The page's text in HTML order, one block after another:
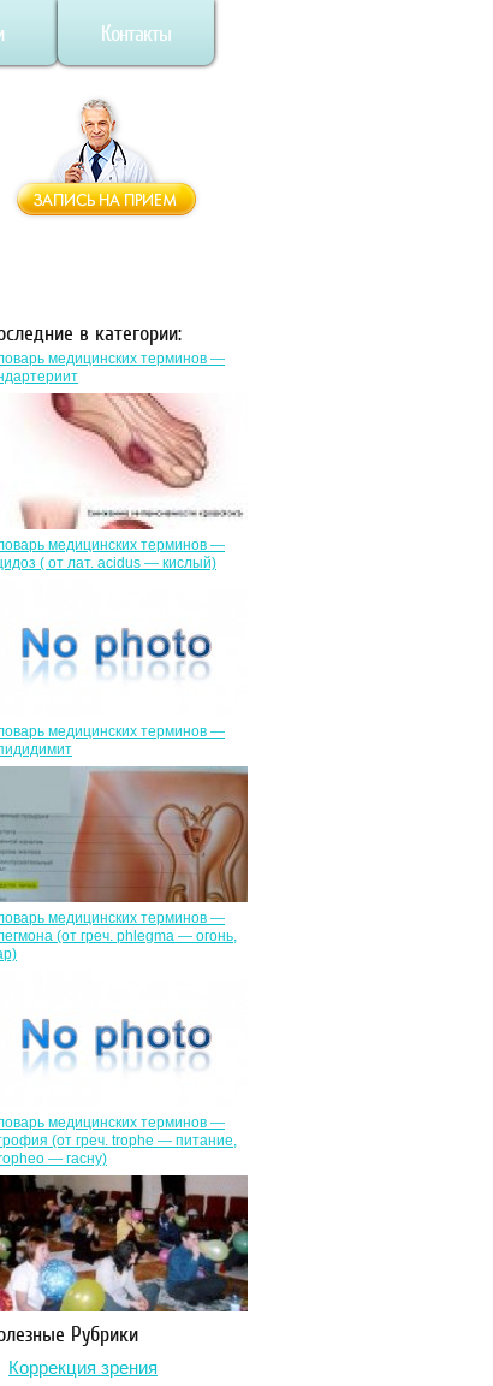
Контакты
в категории:
медицинских терминов —
медицинских терминов —
( от лат. асidus — кислый)
медицинских терминов —
медицинских терминов —
(от гpeч. phlegma — огонь,
медицинских терминов —
(от греч. trophe — питание,
— гасну)
Рубрики
Коррекция зрения